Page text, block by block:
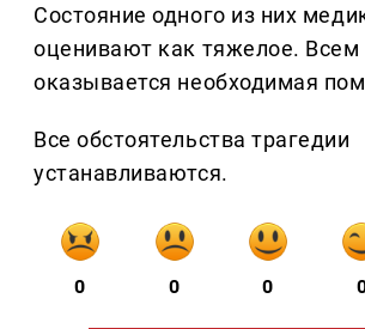
Состояние одного из них
оценивают как тяжелое. Всем
оказывается необходимая
Все обстоятельства трагедии
устанавливаются.
0 0 0